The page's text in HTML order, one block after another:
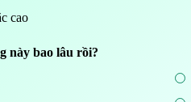
cao
này bao lâu rồi?